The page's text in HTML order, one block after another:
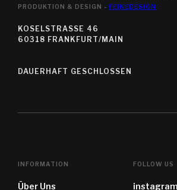
PRODUKTION & DESIGN - FEINEDESIGN
KOSELSTRASSE 46
60318 FRANKFURT/MAIN
DAUERHAFT GESCHLOSSEN
INFORMATION
Über Uns
FOLLOW US
instagram